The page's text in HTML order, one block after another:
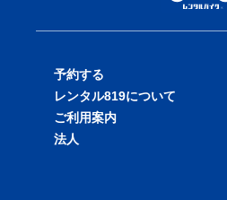
予約する
バイクを探す
店舗を探す
レンタル819について
料金表
ご利用案内
法人